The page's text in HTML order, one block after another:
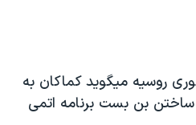
روسيه ميگويد کماکان به
بن بست برنامه اتمی